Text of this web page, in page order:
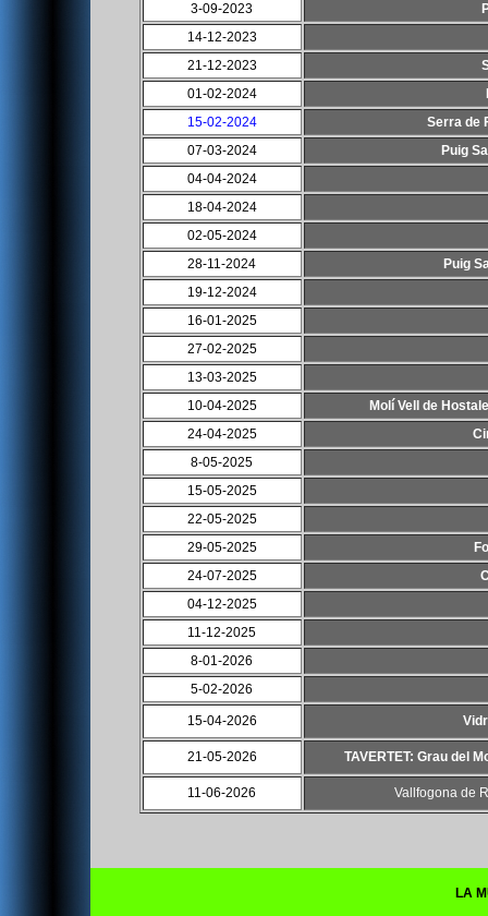
3-09-2023
14-12-2023
21-12-2023
01-02-2024
15-02-2024
Serra de
07-03-2024
Puig
04-04-2024
18-04-2024
02-05-2024
28-11-2024
Puig
19-12-2024
16-01-2025
27-02-2025
13-03-2025
10-04-2025
Molí Vell de
24-04-2025
8-05-2025
15-05-2025
22-05-2025
29-05-2025
24-07-2025
04-12-2025
11-12-2025
8-01-2026
5-02-2026
15-04-2026
21-05-2026 TAVERTET: Grau del
11-06-2026 Vallfogona de
LA